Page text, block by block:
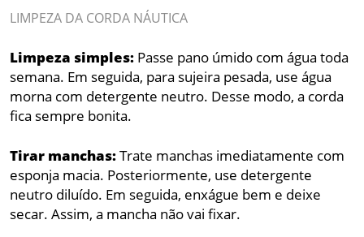
LIMPEZA DA CORDA NÁUTICA
Limpeza simples: Passe pano úmido com água toda
semana. Em seguida, para sujeira pesada, use água
morna com detergente neutro. Desse modo, a corda
fica sempre bonita.
Tirar manchas:Trate manchas imediatamente com
esponja macia. Posteriormente, use detergente
neutro diluído. Em seguida, enxágue bem e deixe
secar. Assim, a mancha não vai fixar.